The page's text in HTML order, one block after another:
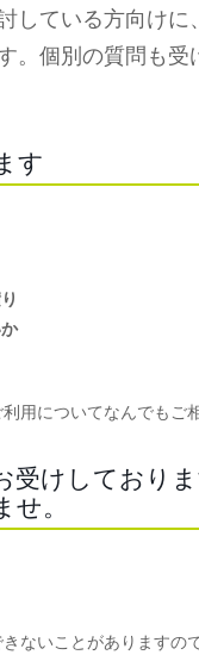
している方向け
。個別の質問も
す
用についてなんでもご
けしておりま
。
ないことがありますの